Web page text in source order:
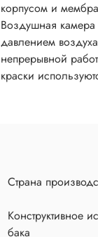
корпусом и
Воздушная камера
давлением
непрерывной
краски
Страна
Конструктивное
бака